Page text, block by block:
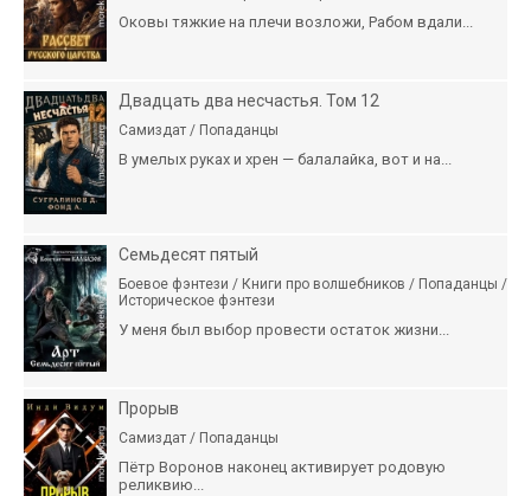
Оковы тяжкие на плечи возложи, Рабом вдали...
Двадцать два несчастья. Том 12
Самиздат / Попаданцы
В умелых руках и хрен — балалайка, вот и на...
Семьдесят пятый
Боевое фэнтези / Книги про волшебников / Попаданцы /
Историческое фэнтези
У меня был выбор провести остаток жизни...
Прорыв
Самиздат / Попаданцы
Пётр Воронов наконец активирует родовую
реликвию...